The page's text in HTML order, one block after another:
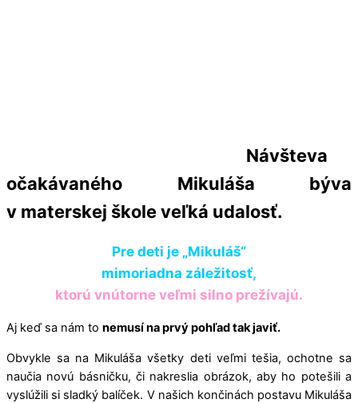
Návšteva
očakávaného Mikuláša býva
v materskej školeveľká udalosť.
Pre deti je „Mikuláš“
mimoriadna záležitosť,
ktorú vnútorne veľmi silno prežívajú.
Aj keď sa nám to nemusí na prvý pohľad tak javiť.
Obvykle sa na Mikuláša všetky deti veľmi tešia, ochotne sa
naučia novú básničku, či nakreslia obrázok, aby ho potešili a
vyslúžili si sladký balíček. V našich končinách postavu Mikuláša